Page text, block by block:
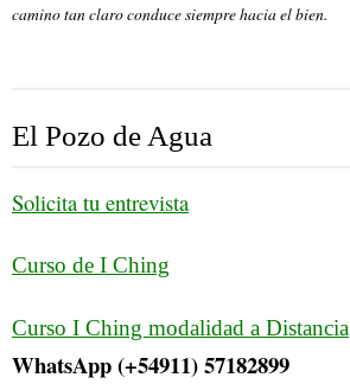
camino tan claro conduce siempre hacia el bien.
El Pozo de Agua
Solicita tu entrevista
Curso de I Ching
Curso I Ching modalidad a Distancia
WhatsApp (+54911) 57182899